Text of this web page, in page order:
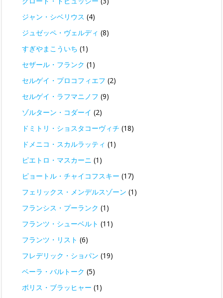
ジャン・シベリウス (4)
ジュゼッペ・ヴェルディ (8)
すぎやまこういち (1)
セザール・フランク (1)
セルゲイ・プロコフィエフ (2)
セルゲイ・ラフマニノフ (9)
ゾルターン・コダーイ (2)
ドミトリ・ショスタコーヴィチ (18)
ドメニコ・スカルラッティ (1)
ピエトロ・マスカーニ (1)
ピョートル・チャイコフスキー (17)
フェリックス・メンデルスゾーン (1)
フランシス・プーランク (1)
フランツ・シューベルト (11)
フランツ・リスト (6)
フレデリック・ショパン (19)
ベーラ・バルトーク (5)
ボリス・ブラッヒャー (1)